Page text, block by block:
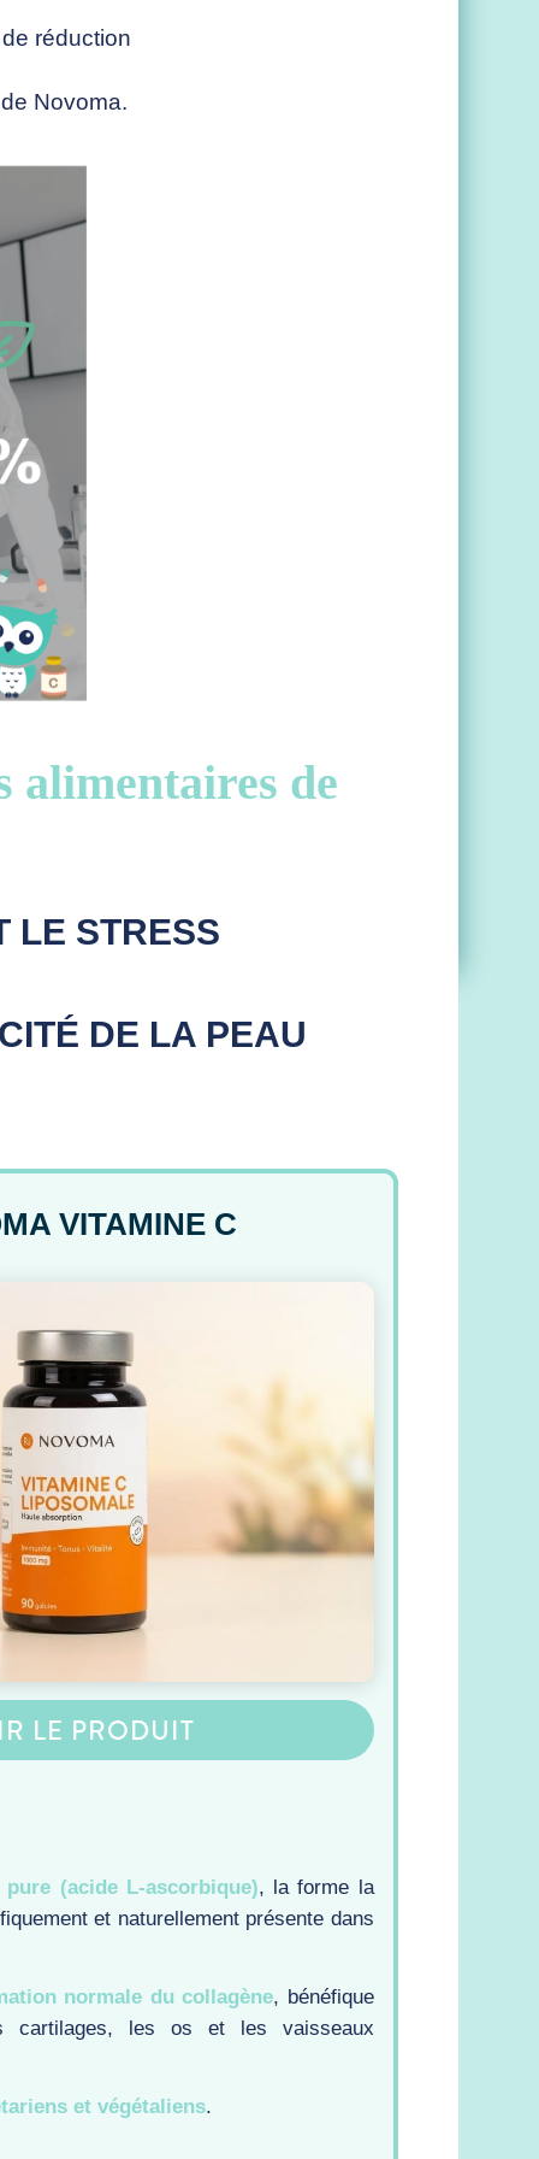
réduction
Novoma.
alimentaires de
LE STRESS
DE LA PEAU
VITAMINE C
LE PRODUIT
(acide L-ascorbique), la forme la
et naturellement présente dans
normale du collagène, bénéfique
cartilages, les os et les vaisseaux
et végétaliens.